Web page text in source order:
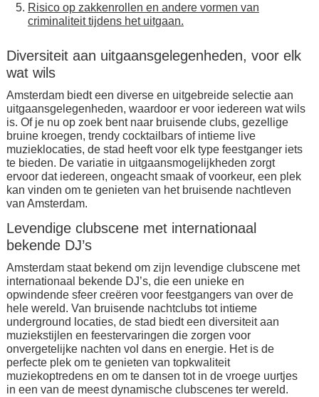
Risico op zakkenrollen en andere vormen van
criminaliteit tijdens het uitgaan.
Diversiteit aan uitgaansgelegenheden, voor elk
wat wils
Amsterdam biedt een diverse en uitgebreide selectie aan
uitgaansgelegenheden, waardoor er voor iedereen wat wils
is. Of je nu op zoek bent naar bruisende clubs, gezellige
bruine kroegen, trendy cocktailbars of intieme live
muzieklocaties, de stad heeft voor elk type feestganger iets
te bieden. De variatie in uitgaansmogelijkheden zorgt
ervoor dat iedereen, ongeacht smaak of voorkeur, een plek
kan vinden om te genieten van het bruisende nachtleven
van Amsterdam.
Levendige clubscene met internationaal
bekende DJ’s
Amsterdam staat bekend om zijn levendige clubscene met
internationaal bekende DJ’s, die een unieke en
opwindende sfeer creëren voor feestgangers van over de
hele wereld. Van bruisende nachtclubs tot intieme
underground locaties, de stad biedt een diversiteit aan
muziekstijlen en feestervaringen die zorgen voor
onvergetelijke nachten vol dans en energie. Het is de
perfecte plek om te genieten van topkwaliteit
muziekoptredens en om te dansen tot in de vroege uurtjes
in een van de meest dynamische clubscenes ter wereld.